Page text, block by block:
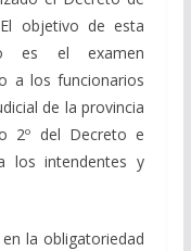
objetivo de esta
es el examen
a los funcionarios
de la provincia
2º del Decreto e
los intendentes y
obligatoriedad